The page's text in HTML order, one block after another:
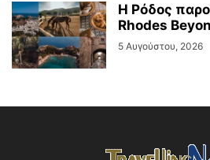
Η Ρόδος
Rhodes
5 Αυγούστου, 2026